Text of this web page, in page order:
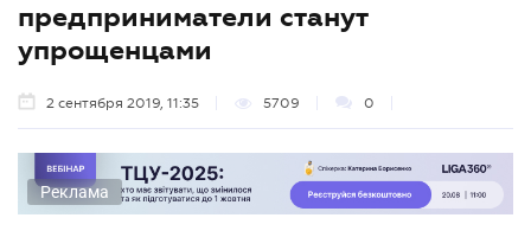
предприниматели станут
упрощенцами
2 сентября 2019, 11:35 5709 0
Реклама